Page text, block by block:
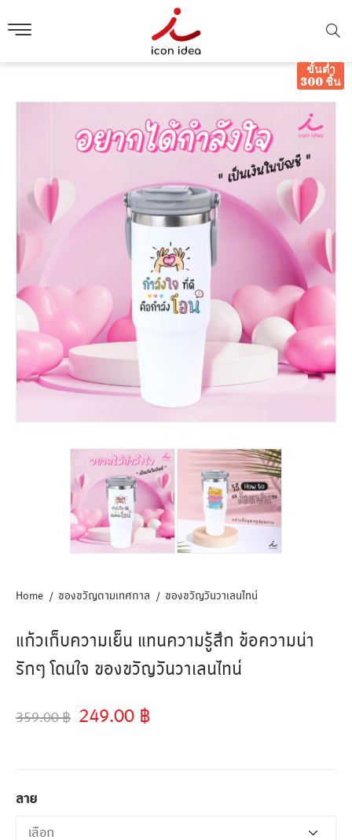
ขั้นต่ำ
300 ชิ้น
Home ของขวัญตามเทศกาล ของขวัญวันวาเลนไทน์
แก้วเก็บความเย็น แทนความรู้สึก ข้อความน่า
รักๆ โดนใจ ของขวัญวันวาเลนไทน์
359.00฿ 249.00 ฿
ลาย